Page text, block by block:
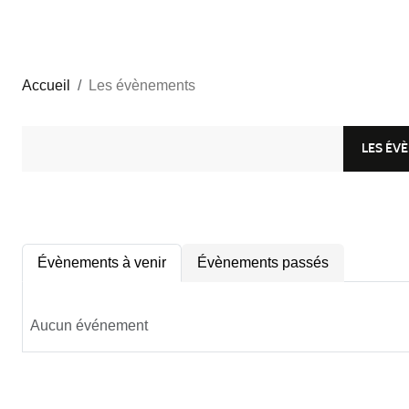
Accueil Les évènements
LES
Évènements à venir Évènements passés
Aucun événement